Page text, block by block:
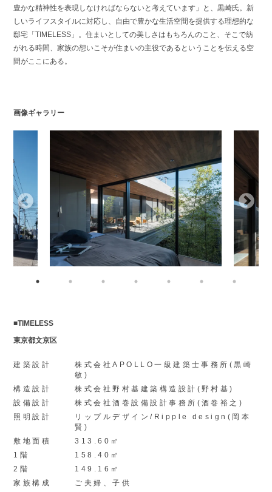
豊かな精神性を表現しなければならないと考えています」と、黒崎氏。新
しいライフスタイルに対応し、自由で豊かな生活空間を提供する理想的な
邸宅「TIMELESS」。住まいとしての美しさはもちろんのこと、そこで紡
がれる時間、家族の想いこそが住まいの主役であるということを伝える空
間がここにある。
画像ギャラリー
■TIMELESS
東京都文京区
建築設計
株式会社APOLLO一級建築士事務所(黒崎
敏)
構造設計
株式会社野村基建築構造設計(野村基)
設備設計
株式会社酒巻設備設計事務所(酒巻裕之)
照明設計
リップルデザイン/Ripple design(岡本
賢)
敷地面積
313.60㎡
1階
158.40㎡
2階
149.16㎡
家族構成
ご夫婦、子供